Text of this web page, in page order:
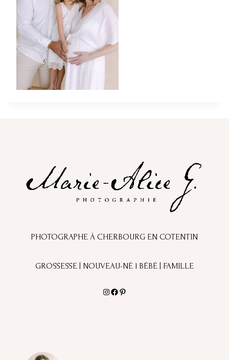
PHOTOGRAPHE À CHERBOURG EN COTENTIN
GROSSESSE | NOUVEAU-NÉ l BÉBÉ | FAMILLE
Instagram
Facebook
Pinterest